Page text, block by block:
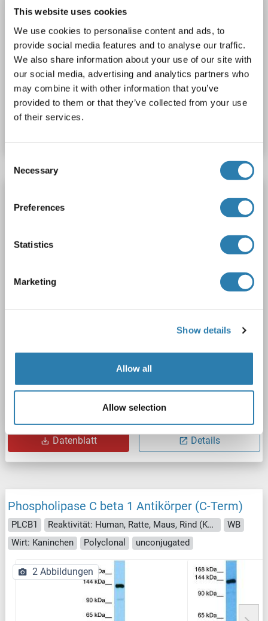
This website uses cookies
We use cookies to personalise content and ads, to
provide social media features and to analyse our traffic.
We also share information about your use of our site with
our social media, advertising and analytics partners who
may combine it with other information that you’ve
provided to them or that they’ve collected from your use
of their services.
Selection
Necessary
Preferences
Statistics
Marketing
Show details
Allow all
Allow selection
WB
Produktnummer ABIN954182
Phospholipase C beta 1 Antikörper (AA 888-
1059)
Wirt: Kaninchen
Datenblatt Details
Phospholipase C beta 1 Antikörper (C-Term)
PLCB1 Reaktivität: Human, Ratte, Maus, Rind (Kuh), Hund, Meerschweinchen, Kaninchen, Pferd, Zebrafisch (Danio rerio)
WB
Wirt: Kaninchen
Polyclonal unconjugated
2 Abbildungen